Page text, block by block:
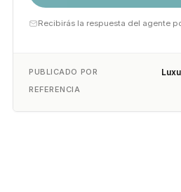
Recibirás la respuesta del agente
PUBLICADO POR
REFERENCIA